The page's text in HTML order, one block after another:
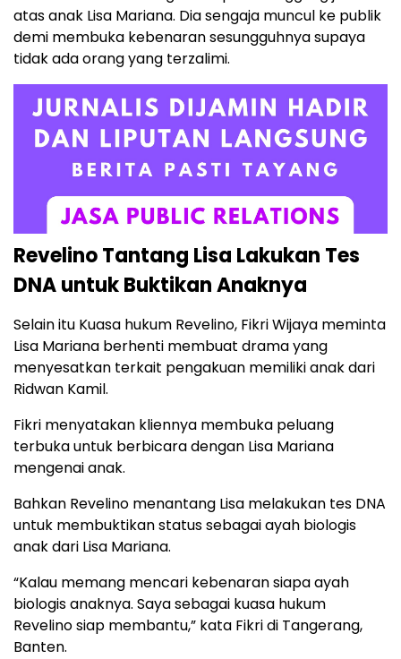
atas anak Lisa Mariana. Dia sengaja muncul ke publik
demi membuka kebenaran sesungguhnya supaya
tidak ada orang yang terzalimi.
Revelino Tantang Lisa Lakukan Tes
DNA untuk Buktikan Anaknya
Selain itu Kuasa hukum Revelino, Fikri Wijaya meminta
Lisa Mariana berhenti membuat drama yang
menyesatkan terkait pengakuan memiliki anak dari
Ridwan Kamil.
Fikri menyatakan kliennya membuka peluang
terbuka untuk berbicara dengan Lisa Mariana
mengenai anak.
Bahkan Revelino menantang Lisa melakukan tes DNA
untuk membuktikan status sebagai ayah biologis
anak dari Lisa Mariana.
“Kalau memang mencari kebenaran siapa ayah
biologis anaknya. Saya sebagai kuasa hukum
Revelino siap membantu,” kata Fikri di Tangerang,
Banten.